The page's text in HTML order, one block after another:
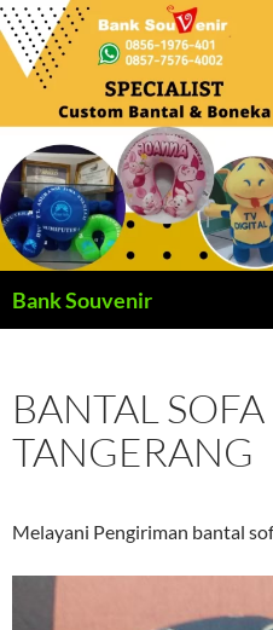
Langsung
ke
Bank Souvenir
BANTAL
TANGERANG
Melayani Pengiriman bantal